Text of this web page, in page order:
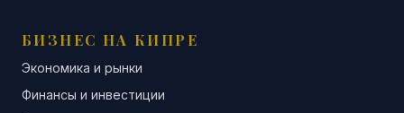
БИЗНЕС НА КИПРЕ
Экономика и рынки
Финансы и инвестиции